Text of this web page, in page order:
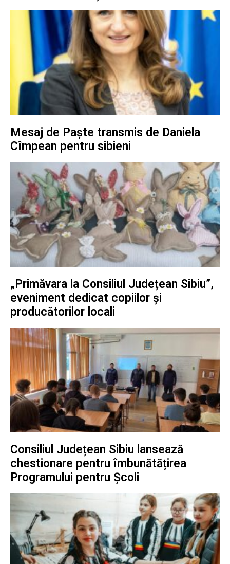
Mesaj de Paște transmis de Daniela
Cîmpean pentru sibieni
„Primăvara la Consiliul Județean Sibiu”,
eveniment dedicat copiilor și
producătorilor locali
Consiliul Județean Sibiu lansează
chestionare pentru îmbunătățirea
Programului pentru Școli